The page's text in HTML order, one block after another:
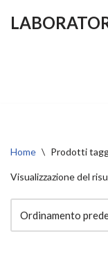
Home \ Prodotti
Visualizzazione del